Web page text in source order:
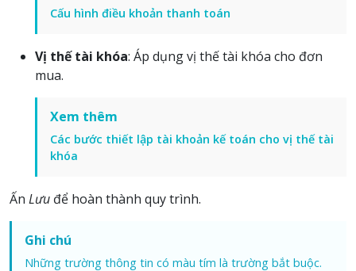
Cấu hình điều khoản thanh toán
Vị thế tài khóa: Áp dụng vị thế tài khóa cho đơn
mua.
Xem thêm
Các bước thiết lập tài khoản kế toán cho vị thế tài
khóa
Ấn Lưu để hoàn thành quy trình.
Ghi chú
Những trường thông tin có màu tím là trường bắt buộc.